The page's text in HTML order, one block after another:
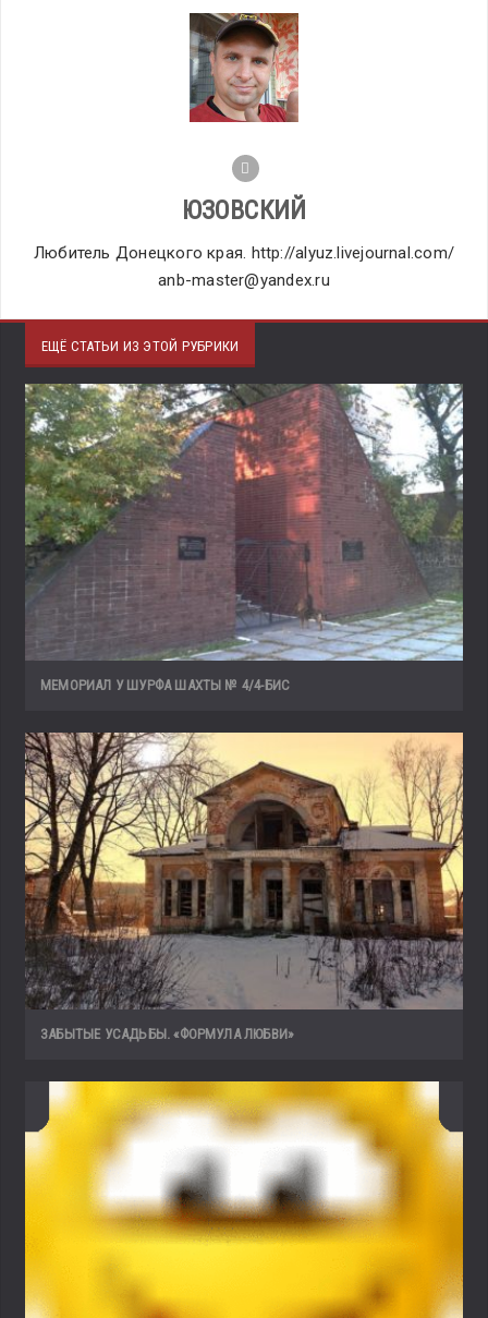
ЮЗОВСКИЙ
Любитель Донецкого края. http://alyuz.livejournal.com/
anb-master@yandex.ru
ЕЩЁ СТАТЬИ ИЗ ЭТОЙ РУБРИКИ
МЕМОРИАЛ У ШУРФА ШАХТЫ № 4/4-БИС
ЗАБЫТЫЕ УСАДЬБЫ. «ФОРМУЛА ЛЮБВИ»